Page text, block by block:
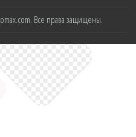
Все права защищены.